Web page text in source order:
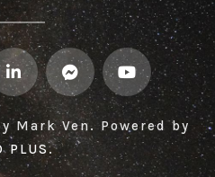
Mark Ven. Powered by
PLUS.